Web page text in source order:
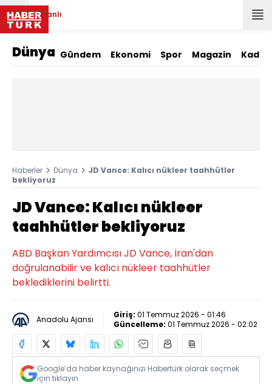
Canlı
Dünya Gündem Ekonomi Spor Magazin Kadın
Haberler Dünya
JD Vance: Kalıcı nükleer taahhütler
bekliyoruz
JD Vance: Kalıcı nükleer
taahhütler bekliyoruz
ABD Başkan Yardımcısı JD Vance, İran'dan
doğrulanabilir ve kalıcı nükleer taahhütler
beklediklerini belirtti.
Anadolu Ajansı Giriş: 01 Temmuz 2026 - 01:46
Güncelleme: 01 Temmuz 2026 - 02:02
Google’da haber kaynağınızı Habertürk olarak seçmek
için tıklayın